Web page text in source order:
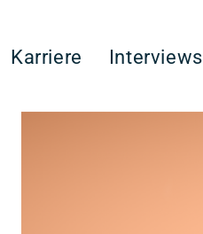
Karriere Interviews